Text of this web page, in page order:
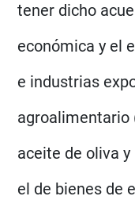
tener dicho
económica y el
e industrias
agroalimentario
aceite de oliva
el de bienes de